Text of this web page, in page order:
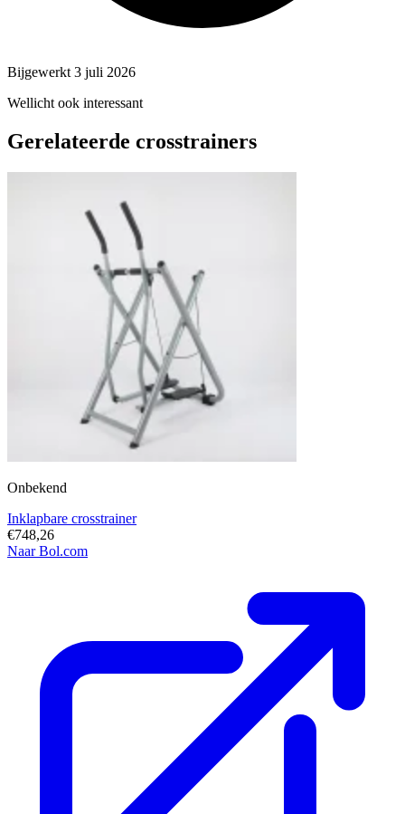
Bijgewerkt 3 juli 2026
Wellicht ook interessant
Gerelateerde crosstrainers
Onbekend
Inklapbare crosstrainer
€748,26
Naar Bol.com